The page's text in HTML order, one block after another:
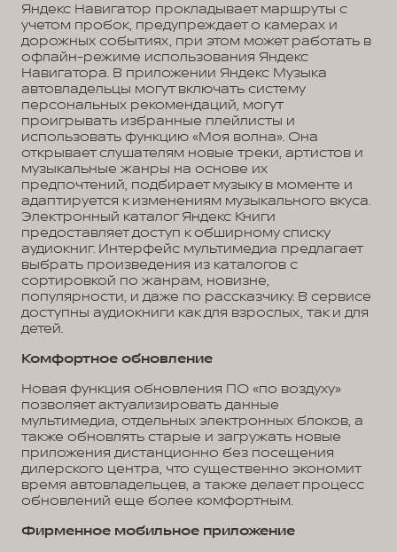
Яндекс Навигатор прокладывает маршруты с
учетом пробок, предупреждает о камерах и
дорожных событиях, при этом может работать в
офлайн-режиме использования Яндекс
Навигатора. В приложении Яндекс Музыка
автовладельцы могут включать систему
персональных рекомендаций, могут
проигрывать избранные плейлисты и
использовать функцию «Моя волна». Она
открывает слушателям новые треки, артистов и
музыкальные жанры на основе их
предпочтений, подбирает музыку в моменте и
адаптируется к изменениям музыкального вкуса.
Электронный каталог Яндекс Книги
предоставляет доступ к обширному списку
аудиокниг. Интерфейс мультимедиа предлагает
выбрать произведения из каталогов с
сортировкой по жанрам, новизне,
популярности, и даже по рассказчику. В сервисе
доступны аудиокниги как для взрослых, так и для
детей.
Комфортное обновление
Новая функция обновления ПО «по воздуху»
позволяет актуализировать данные
мультимедиа, отдельных электронных блоков, а
также обновлять старые и загружать новые
приложения дистанционно без посещения
дилерского центра, что существенно экономит
время автовладельцев, а также делает процесс
обновлений еще более комфортным.
Фирменное мобильное приложение